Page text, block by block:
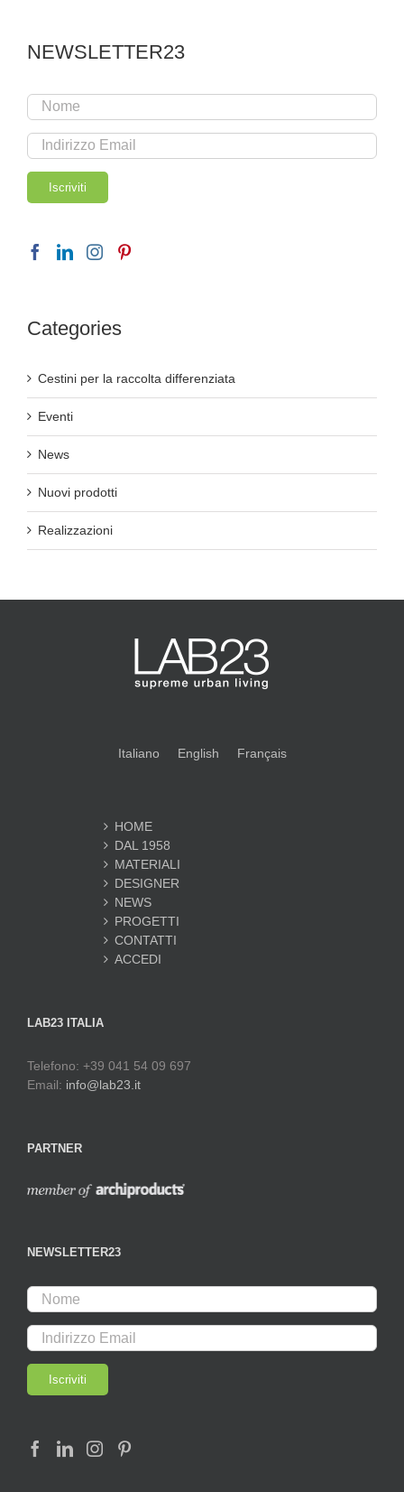
NEWSLETTER23
Categories
Cestini per la raccolta differenziata
Eventi
News
Nuovi prodotti
Realizzazioni
Italiano English Français
HOME
DAL 1958
MATERIALI
DESIGNER
NEWS
PROGETTI
CONTATTI
ACCEDI
LAB23 ITALIA
Telefono: +39 041 54 09 697
Email: info@lab23.it
PARTNER
NEWSLETTER23